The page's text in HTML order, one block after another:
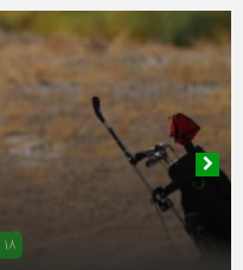
۱۸ بهمن ۱۴۰۴